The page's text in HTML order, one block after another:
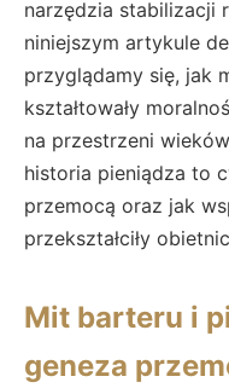
narzędzia stabilizacji
niniejszym artykule
przyglądamy się, jak
kształtowały
na przestrzeni
historia pieniądza to
przemocą oraz jak
przekształciły
Mit barteru i
geneza